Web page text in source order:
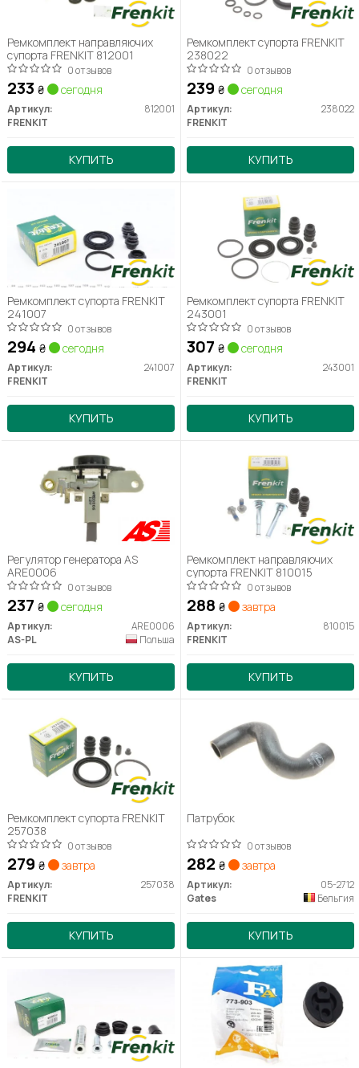
Ремкомплект направляючих
супорта FRENKIT 812001
0 отзывов
233 ₴ сегодня
Артикул:
812001
FRENKIT
КУПИТЬ
Ремкомплект супорта FRENKIT
238022
0 отзывов
239 ₴ сегодня
Артикул:
238022
FRENKIT
КУПИТЬ
Ремкомплект супорта FRENKIT
241007
0 отзывов
294 ₴ сегодня
Артикул:
241007
FRENKIT
КУПИТЬ
Ремкомплект супорта FRENKIT
243001
0 отзывов
307 ₴ сегодня
Артикул:
243001
FRENKIT
КУПИТЬ
Регулятор генератора AS
ARE0006
0 отзывов
237 ₴ сегодня
Артикул:
ARE0006
AS-PL
Польша
КУПИТЬ
Ремкомплект направляючих
супорта FRENKIT 810015
0 отзывов
288 ₴ завтра
Артикул:
810015
FRENKIT
КУПИТЬ
Ремкомплект супорта FRENKIT
257038
0 отзывов
279 ₴ завтра
Артикул:
257038
FRENKIT
КУПИТЬ
Патрубок
0 отзывов
282 ₴ завтра
Артикул:
05-2712
Gates
Бельгия
КУПИТЬ